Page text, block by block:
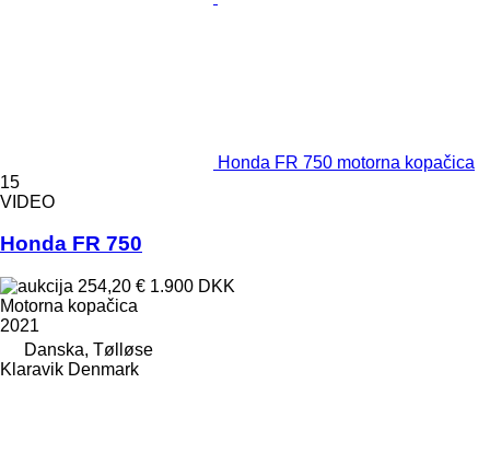
Honda FR 750 motorna kopačica
15
VIDEO
Honda FR 750
254,20 € 1.900 DKK
Motorna kopačica
2021
Danska, Tølløse
Klaravik Denmark